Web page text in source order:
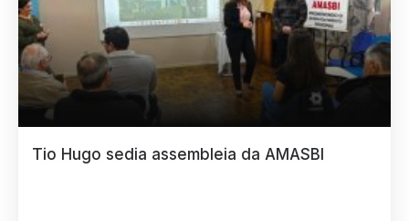
Tio Hugo sedia assembleia da AMASBI